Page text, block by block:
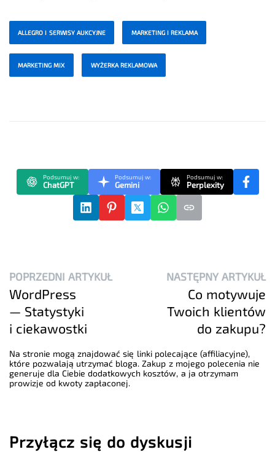
ALLEGRO I SERWISY AUKCYJNE MARKETING I REKLAMA
MARKETING MIX WYŻERKA REKLAMOWA
Podsumuj w:
ChatGPT
Podsumuj w:
Gemini
Podsumuj w:
Perplexity
POPRZEDNI ARTYKUŁ
WordPress
— Statystyki
i ciekawostki
NASTĘPNY ARTYKUŁ
Co motywuje
Twoich klientów
do zakupu?
Na stronie mogą znajdować się linki polecające (affiliacyjne),
które pozwalają utrzymać bloga. Zakup z mojego polecenia nie
generuje dla Ciebie dodatkowych kosztów, a ja otrzymam
prowizje od kwoty zapłaconej.
Przyłącz się do dyskusji